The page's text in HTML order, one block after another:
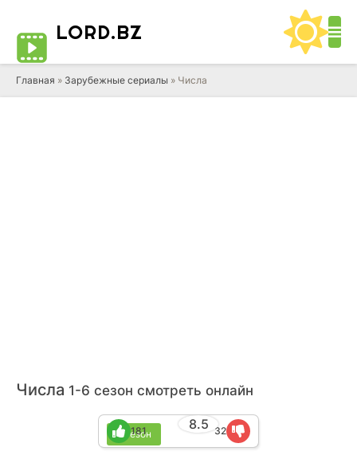
LORD.BZ
Главная » Зарубежные сериалы » Числа
Числа 1-6 сезон смотреть онлайн
6 сезон
8.5
181 32